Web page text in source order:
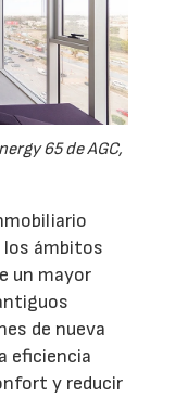
65 de AGC,
ámbitos
un mayor
de nueva
eficiencia
y reducir